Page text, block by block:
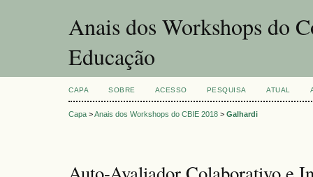
Anais dos Workshops do
Educação
CAPA SOBRE ACESSO PESQUISA ATUAL
Capa >Anais dos Workshops do CBIE 2018 > Galhardi